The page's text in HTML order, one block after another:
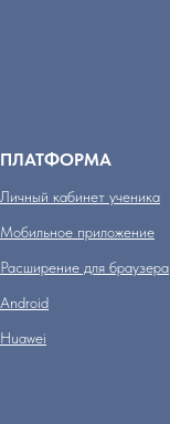
ПЛАТФОРМА
Личный кабинет ученика
Мобильное приложение
Расширение для браузера
Аndroid
Huawei